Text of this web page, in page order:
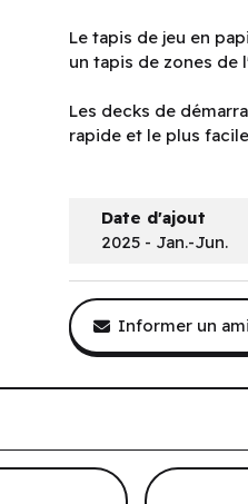
Le tapis de jeu en
un tapis de zones de
Les decks de
rapide et le plus
Date d'ajout
2025 - Jan.-Jun.
Informer un ami
de navigation.